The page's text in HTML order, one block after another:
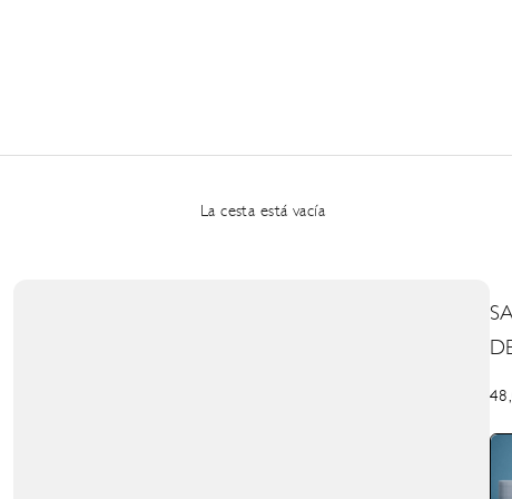
La cesta está vacía